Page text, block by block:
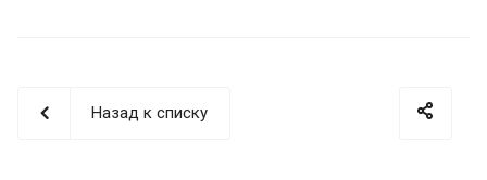
Назад к списку